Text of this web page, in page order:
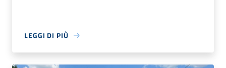
LEGGI DI PIÙ